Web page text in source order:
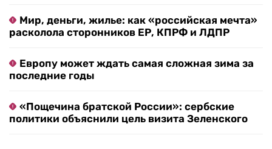
Мир, деньги, жилье: как «российская мечта»
расколола сторонников ЕР, КПРФ и ЛДПР
Европу может ждать самая сложная зима за
последние годы
«Пощечина братской России»: сербские
политики объяснили цель визита Зеленского